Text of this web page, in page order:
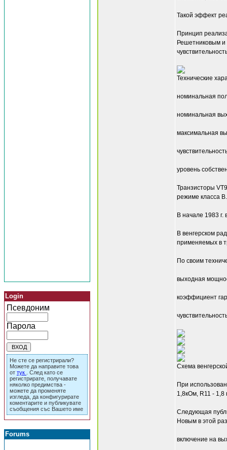
Login
Псевдоним
Парола
Не сте се регистрирали?
Можете да направите това
от тук
. След като се
регистрирате, получавате
няколко предимства -
можете да променяте
изгледа, да конфигурирате
коментарите и публикувате
съобщения със Вашето име
Forums
Такой эффект
Принцип
Решетниковым и
Технические
номинальная
номинальная
максимальная
уровень
Транзисторы
режиме класса В.
В начале 1983
В венгерском
применяемых в
По своим
выходная
коэффициент
Схема
При
1,8кОм, R11 -
Следующая
Новым в этой
включение на